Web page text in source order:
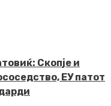
Скопје и
ЕУ патот